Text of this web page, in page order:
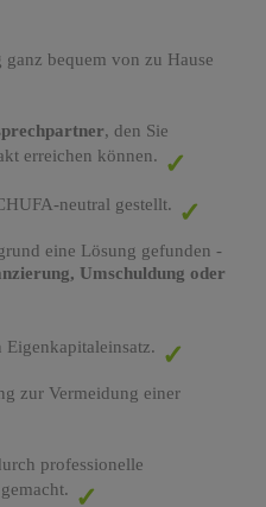
bequem von zu Hause
, den Sie
erreichen können.
neutral gestellt.
eine Lösung gefunden -
Umschuldung oder
Eigenkapitaleinsatz.
zur Vermeidung einer
professionelle